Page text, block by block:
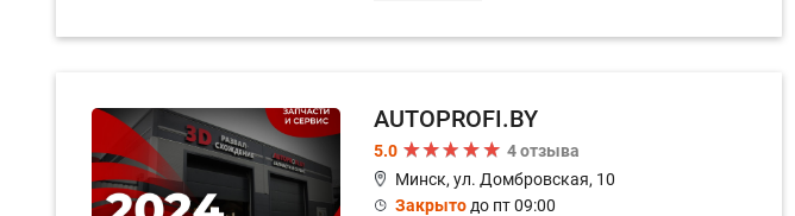
AUTOPROFI.BY
5.0
4 отзыва
Минск, ул. Домбровская, 10
Закрытодо пт 09:00